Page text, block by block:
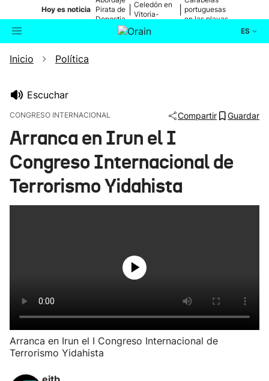
Hoy es noticia Pirata de
Donostia
Celedón en
Vitoria-
portuguesas
en las playas
ES
Buscador
Ikusmiran
Eguraldia
Inicio Política
Escuchar
CONGRESO INTERNACIONAL Compartir Guardar
Arranca en Irun el I
Congreso Internacional de
Terrorismo Yidahista
Arranca en Irun el I Congreso Internacional de
Terrorismo Yidahista